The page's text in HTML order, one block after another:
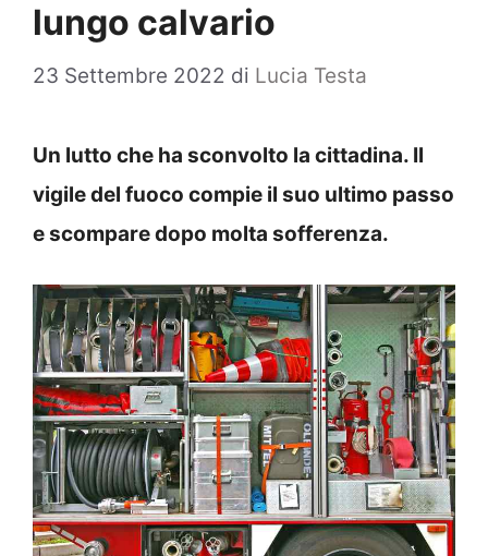
lungo calvario
23 Settembre 2022 di Lucia Testa
Un lutto che ha sconvolto la cittadina. Il
vigile del fuoco compie il suo ultimo passo
e scompare dopo molta sofferenza.